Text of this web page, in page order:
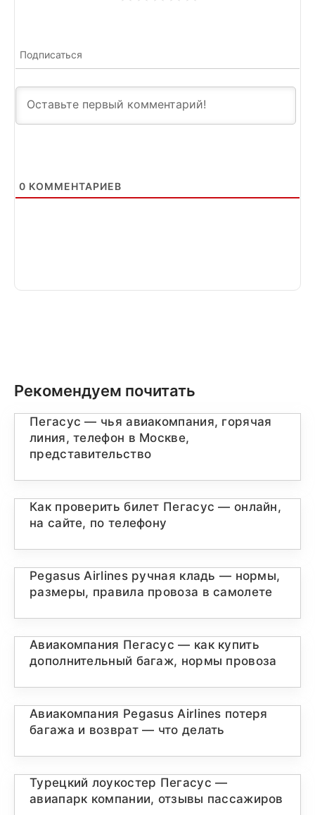
Подписаться
0 КОММЕНТАРИЕВ
Рекомендуем почитать
Пегасус — чья авиакомпания, горячая
линия, телефон в Москве,
представительство
Как проверить билет Пегасус — онлайн,
на сайте, по телефону
Pegasus Airlines ручная кладь — нормы,
размеры, правила провоза в самолете
Авиакомпания Пегасус — как купить
дополнительный багаж, нормы провоза
Авиакомпания Pegasus Airlines потеря
багажа и возврат — что делать
Турецкий лоукостер Пегасус —
авиапарк компании, отзывы пассажиров